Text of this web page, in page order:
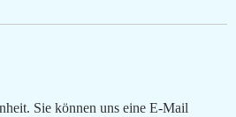
Sie können uns eine E-Mail